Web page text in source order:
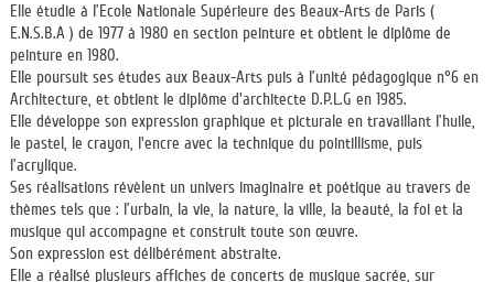
Elle étudie à l’Ecole Nationale Supérieure des Beaux-Arts de Paris (
E.N.S.B.A ) de 1977 à 1980 en section peinture et obtient le diplôme de
peinture en 1980.
Elle poursuit ses études aux Beaux-Arts puis à l’unité pédagogique n°6 en
Architecture, et obtient le diplôme d'architecte D.P.L.G en 1985.
Elle développe son expression graphique et picturale en travaillant l’huile,
le pastel, le crayon, l'encre avec la technique du pointillisme, puis
l’acrylique.
Ses réalisations révèlent un univers imaginaire et poétique au travers de
thèmes tels que : l’urbain, la vie, la nature, la ville, la beauté, la foi et la
musique qui accompagne et construit toute son œuvre.
Son expression est délibérément abstraite.
Elle a réalisé plusieurs affiches de concerts de musique sacrée, sur